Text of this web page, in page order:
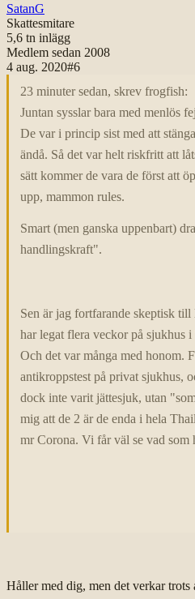
SatanG
Skattesmitare
5,6 tn inlägg
Medlem sedan 2008
4 aug. 2020#6
23 minuter sedan, skrev frogfish:
Juntan sysslar bara med menlös
De var i princip sist med att
ändå. Så det var helt riskfritt att
sätt kommer de vara de först att
upp, mammon rules.
Smart (men ganska uppenbart)
handlingskraft".
Sen är jag fortfarande skeptisk
har legat flera veckor på sjukhus
Och det var många med honom.
antikroppstest på privat sjukhus,
dock inte varit jättesjuk, utan
mig att de 2 är de enda i hela
mr Corona. Vi får väl se vad som
Håller med dig, men det verkar trots